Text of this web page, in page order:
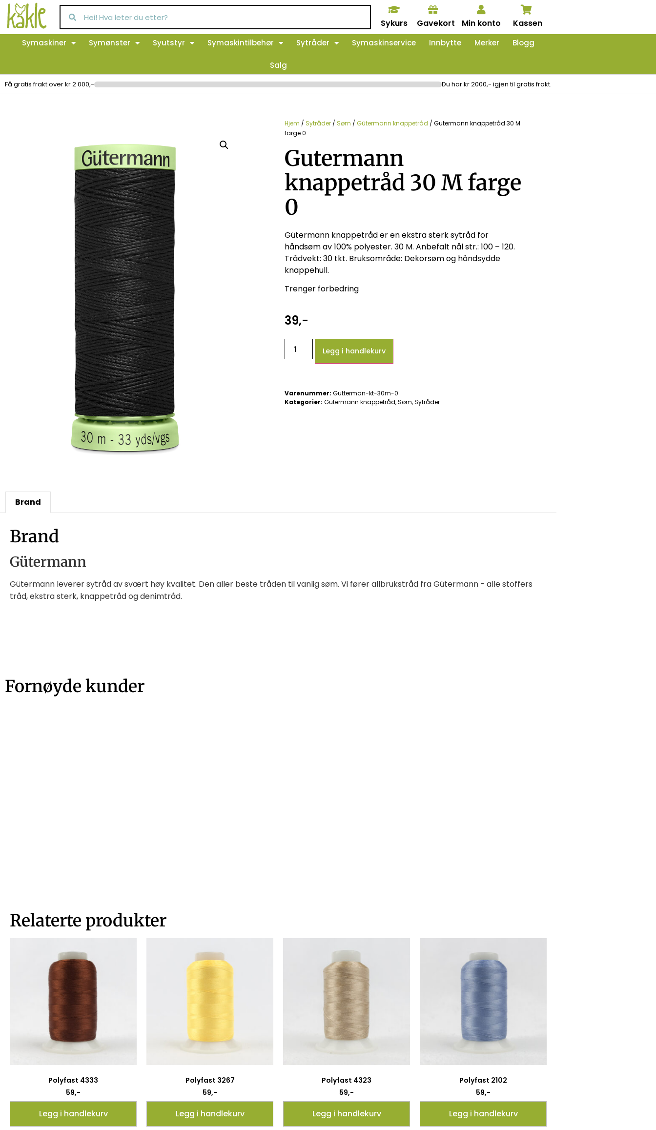
Sykurs Gavekort Min konto Kassen
Symaskiner Symønster Syutstyr Symaskintilbehør Sytråder Symaskinservice Innbytte Merker Blogg
Salg
Få gratis frakt over kr 2 000,- Du har kr 2000,- igjen til gratis frakt.
Hjem / Sytråder / Søm / Gütermann knappetråd / Gutermann knappetråd 30 M
farge 0
Gutermann
knappetråd 30 M farge
0
Gütermann knappetråd er en ekstra sterk sytråd for
håndsøm av 100% polyester. 30 M. Anbefalt nål str.: 100 – 120.
Trådvekt: 30 tkt. Bruksområde: Dekorsøm og håndsydde
knappehull.
Trenger forbedring
39,-
Legg i handlekurv
Varenummer: Gutterman-kt-30m-0
Kategorier: Gütermann knappetråd,Søm,Sytråder
Brand
Brand
Gütermann
Gütermann leverer sytråd av svært høy kvalitet. Den aller beste tråden til vanlig søm. Vi fører allbrukstråd fra Gütermann - alle stoffers
tråd, ekstra sterk, knappetråd og denimtråd.
Fornøyde kunder
Relaterte produkter
Polyfast 4333
59,-
Legg i handlekurv
Polyfast 3267
59,-
Legg i handlekurv
Polyfast 4323
59,-
Legg i handlekurv
Polyfast 2102
59,-
Legg i handlekurv